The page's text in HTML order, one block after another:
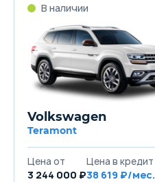
В наличии
Volkswagen
Teramont
Цена от
3 244 000 ₽
Цена в кредит
38 619 ₽/мес.